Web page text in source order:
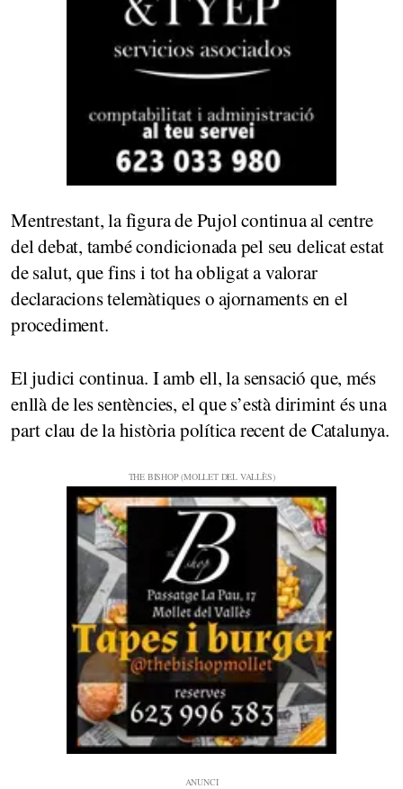
Mentrestant, la figura de Pujol continua al centre
del debat, també condicionada pel seu delicat estat
de salut, que fins i tot ha obligat a valorar
declaracions telemàtiques o ajornaments en el
procediment.
El judici continua. I amb ell, la sensació que, més
enllà de les sentències, el que s’està dirimint és una
part clau de la història política recent de Catalunya.